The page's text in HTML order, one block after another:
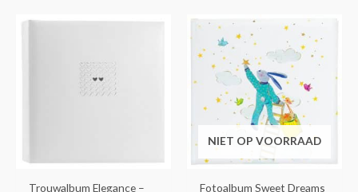
Trouwalbum Elegance –
NIET OP VOORRAAD
Fotoalbum Sweet Dreams